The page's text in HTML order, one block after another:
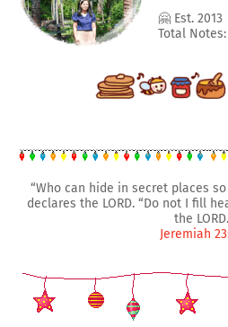
🤗 Est. 2013
Total Notes:
“Who can hide in secret places
declares the LORD. “Do not I fill
the LORD.
Jeremiah